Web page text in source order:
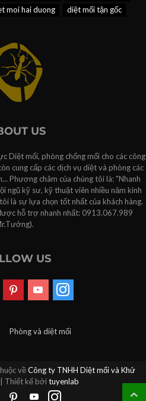
moi hai duong diệt mối tận gốc
US
Diệt mối, phòng chống mối cho các công
cung cấp các dịch vụ diệt và phòng các
Phương châm của chúng tôi là: "Nhanh
ngũ kỹ sư, kỹ thuật viên nhiều năm kinh
là sự lựa chọn tốt nhất của khách hàng.
hỗ trợ nhanh nhất: 0913.067.989
US
Phòng và diệt mối
vềCông ty TNHH Diệt mối và Khử
Thiết kế bởituyenlab